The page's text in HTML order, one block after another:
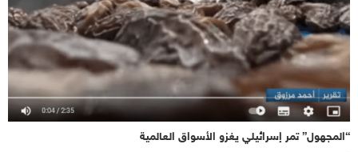
“المجهول” تمر إسرائيلي يغزو الأسواق العالمية